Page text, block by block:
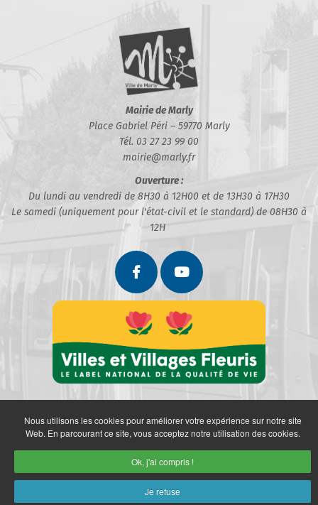
Mairie de Marly
Place Gabriel Péri – 59770 Marly
Tél. 03 27 23 99 00
mairie@marly.fr
Ouverture :
Du lundi au vendredi de 8H30 à 12H00 et de 13H30 à 17H30
Le samedi (uniquement pour l'état-civil et le standard) de 08H30 à
12H
Politique de confidentialité
Nous utilisons les cookies pour améliorer votre expérience sur notre site
Web. En parcourant ce site, vous acceptez notre utilisation des cookies.
Ok, j'ai compris !
Je refuse